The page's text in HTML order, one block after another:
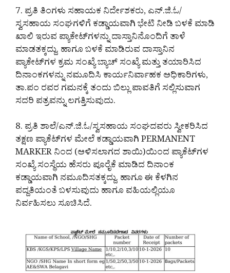
7. ಪ್ರತಿ ತಿಂಗಳು ಸಹಾಯಕ ನಿರ್ದೇಶಕರು, ಎನ್.ಜಿ.ಓ/
ಸ್ವಸಹಾಯ ಸಂಘಗಳಿಗೆ ಕಡ್ಡಾಯವಾಗಿ ಭೇಟಿ ನೀಡಿ ಬಳಕೆ ಮಾಡಿ
ಖಾಲಿ ಇರುವ ಪ್ಯಾಕೇಟ್‌ಗಳನ್ನು ದಾಸ್ತಾನಿನೊಂದಿಗೆ ತಾಳೆ
ಮಾಡತಕ್ಕದ್ದು. ಹಾಗೂ ಬಳಕೆ ಮಾಡಿರುವ ದಾಸ್ತಾನಿನ
ಪ್ಯಾಕೇಟ್‌ಗಳ ಕ್ರಮ ಸಂಖ್ಯೆ ಬ್ಯಾಚ್ ಸಂಖ್ಯೆ ಮತ್ತು ತಯಾರಿಸಿದ
ದಿನಾಂಕಗಳನ್ನು ನಮೂದಿಸಿ ಕಾರ್ಯನಿರ್ವಾಹಕ ಅಧಿಕಾರಿಗಳು,
ತಾ.ಪಂ ರವರ ಗಮನಕ್ಕೆ ತಂದು ಬಿಲ್ಲು ಪಾವತಿಗೆ ಸಲ್ಲಿಸುವಾಗ
ಸದರಿ ಪತ್ರವನ್ನು ಲಗತ್ತಿಸುವುದು.
8. ಪ್ರತಿ ಶಾಲೆ/ಎನ್.ಜಿ.ಓ/ಸ್ವಸಹಾಯ ಸಂಘದವರು ಸ್ವೀಕರಿಸಿದ
ತಕ್ಷಣ ಪ್ಯಾಕೆಟ್‌ಗಳ ಮೇಲೆ ಕಡ್ಡಾಯವಾಗಿ PERMANENT
MARKER ನಿಂದ (ಅಳಿಸಲಾಗದ ಶಾಯಿ)ಯಿಂದ ಪ್ಯಾಕೆಟ್‌ಗಳ
ಸಂಖ್ಯೆ ಸಂಸ್ಥೆಯ ಹೆಸರು ಪೂರೈಕೆ ಮಾಡಿದ ದಿನಾಂಕ
ಕಡ್ಡಾಯವಾಗಿ ನಮೂದಿಸತಕ್ಕದ್ದು. ಹಾಗೂ ಈ ಕೆಳಗಿನ
ಪದ್ದತಿಯಂತೆ ಬಳಸುವುದು ಹಾಗೂ ವಹಿಯಲ್ಲಿಯೂ
ನಿರ್ವಹಿಸಲು ಸೂಚಿಸಿದೆ.